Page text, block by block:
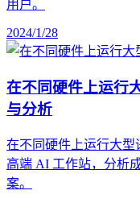
用户。
2024/1/28
在不同硬件上运行
与分析
在不同硬件上运行大型
高端 AI 工作站，分析
案。